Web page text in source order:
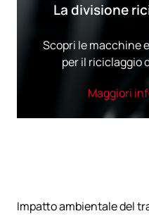
La divisione
Scopri le macchine​
per​ ​il riciclaggio​
Maggiori
Impatto ambientale del